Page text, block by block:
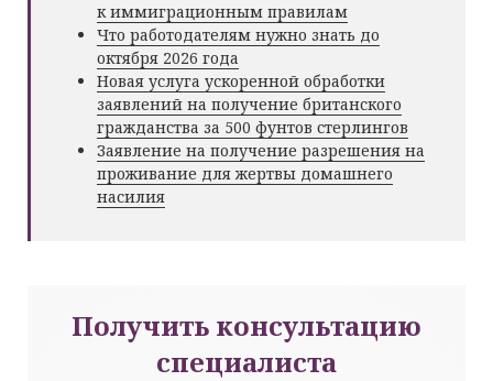
к иммиграционным правилам
Что работодателям нужно знать до
октября 2026 года
Новая услуга ускоренной обработки
заявлений на получение британского
гражданства за 500 фунтов стерлингов
Заявление на получение разрешения на
проживание для жертвы домашнего
насилия
Получить консультацию
специалиста